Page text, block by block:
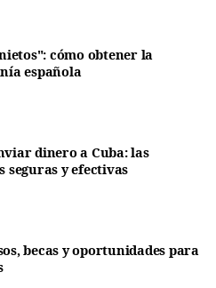
cómo obtener la
española
dinero a Cuba: las
seguras y efectivas
becas y oportunidades para